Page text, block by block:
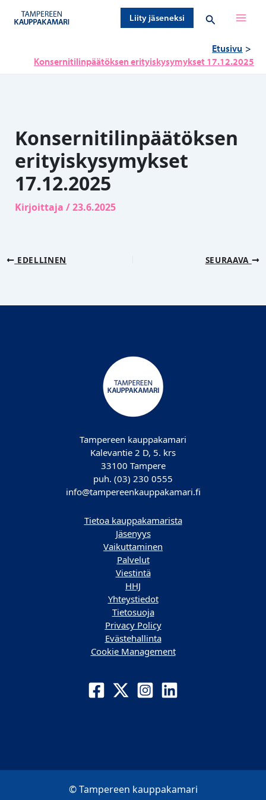
sisältöön
Liity jäseneksi Hae
Etusivu
Konsernitilinpäätöksen erityiskysymykset 17.12.2025
Konsernitilinpäätöksen
erityiskysymykset
17.12.2025
Kirjoittaja /23.6.2025
EDELLINEN SEURAAVA
Tampereen kauppakamari
Kalevantie 2 D, 5. krs
33100 Tampere
puh. (03) 230 0555
info@tampereenkauppakamari.fi
Tietoa kauppakamarista
Jäsenyys
Vaikuttaminen
Palvelut
Viestintä
HHJ
Yhteystiedot
Tietosuoja
Privacy Policy
Evästehallinta
Cookie Management
© Tampereen kauppakamari